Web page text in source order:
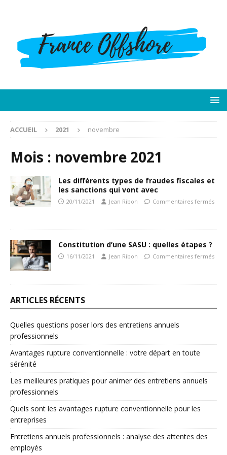
ACCUEIL 2021 novembre
Mois : novembre 2021
Les différents types de fraudes fiscales et
les sanctions qui vont avec
20/11/2021 Jean Ribon Commentaires fermés
Constitution d’une SASU : quelles étapes ?
16/11/2021 Jean Ribon Commentaires fermés
ARTICLES RÉCENTS
Quelles questions poser lors des entretiens annuels
professionnels
Avantages rupture conventionnelle : votre départ en toute
sérénité
Les meilleures pratiques pour animer des entretiens annuels
professionnels
Quels sont les avantages rupture conventionnelle pour les
entreprises
Entretiens annuels professionnels : analyse des attentes des
employés